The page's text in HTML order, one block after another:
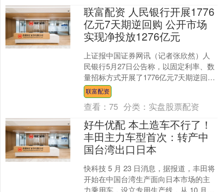
联富配资 人民银行开展1776
亿元7天期逆回购 公开市场
实现净投放1276亿元
上证报中国证券网讯（记者张欣然）人
民银行5月27日公告称，以固定利率、数
量招标方式开展了1776亿元7天期逆回购
操作，全额满足了一级交易商需求。 今
日公开市场有....
联富配资
查看：75 分类： 实盘股票配资
好牛优配 本土造车不行了！
丰田主力车型首次：转产中
国台湾出口日本
快科技 5 月 23 日消息，据报道，丰田将
开始在中国台湾生产面向日本市场的主